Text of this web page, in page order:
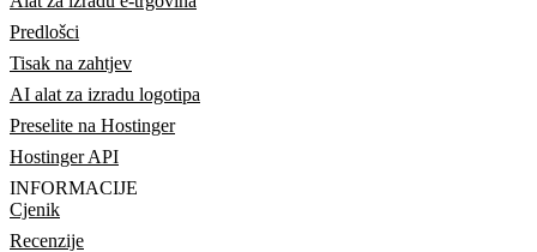
Predlošci
Tisak na zahtjev
AI alat za izradu logotipa
Preselite na Hostinger
Hostinger API
INFORMACIJE
Cjenik
Recenzije